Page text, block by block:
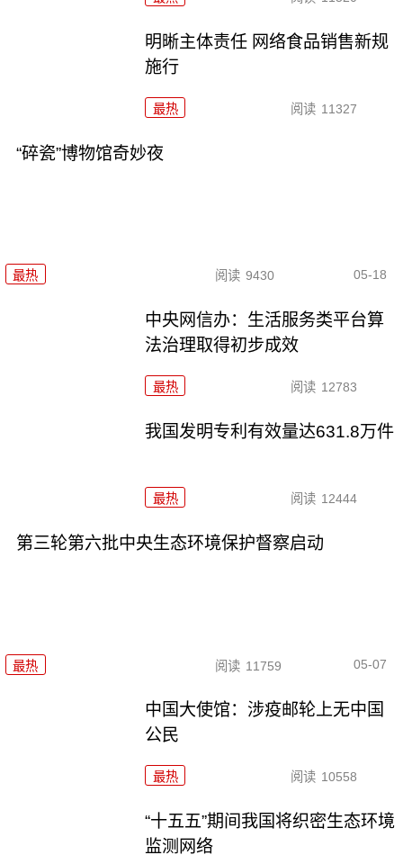
明晰主体责任 网络食品销售新规
施行
最热 阅读 11327
“碎瓷”博物馆奇妙夜
最热 阅读 9430 05-18
中央网信办：生活服务类平台算
法治理取得初步成效
最热 阅读 12783
我国发明专利有效量达631.8万件
最热 阅读 12444
第三轮第六批中央生态环境保护督察启动
最热 阅读 11759 05-07
中国大使馆：涉疫邮轮上无中国
公民
最热 阅读 10558
“十五五”期间我国将织密生态环境
监测网络